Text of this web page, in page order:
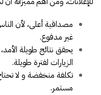
مصداقية أعلى، لأن
غير مدفوع.
يحقق نتائج طويلة
الزيارات لفترة طويلة.
تكلفة منخفضة و لا
مستمر.